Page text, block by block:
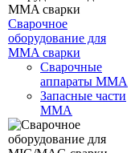
Сварочное
оборудование для
MMA сварки
Сварочные
аппараты MMA
Запасные части
MMA